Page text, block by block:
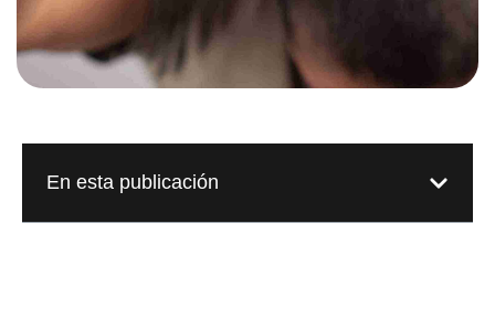
En esta publicación